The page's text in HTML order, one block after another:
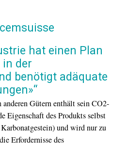
hat einen Plan
der
benötigt adäquate
Gütern enthält sein CO2-
Eigenschaft des Produkts selbst
und wird nur zu
Erfordernisse des